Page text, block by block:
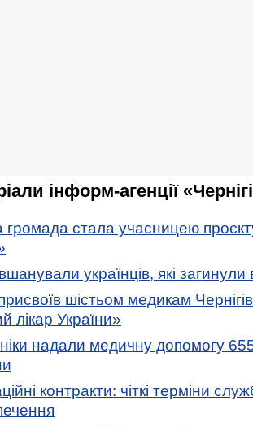
інформ-агенції
громада стала учасницею
українців, які загинули
шістьом медикам
лікар України»
надали медичну допомогу
контракти: чіткі терміни